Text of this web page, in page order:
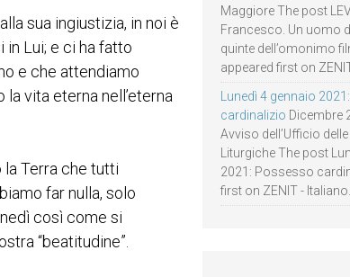
sua ingiustizia, in noi è
in Lui; e ci ha fatto
e che attendiamo
vita eterna nell’eterna
la Terra che tutti
far nulla, solo
così come si
“beatitudine”.
Maggiore The post
Francesco. Un uomo
quinte dell’omonimo
appeared first on
Lunedì 4 gennaio
cardinalizio Dicembre
Avviso dell’Ufficio
Liturgiche The post
2021: Possesso
first on ZENIT - Italiano.